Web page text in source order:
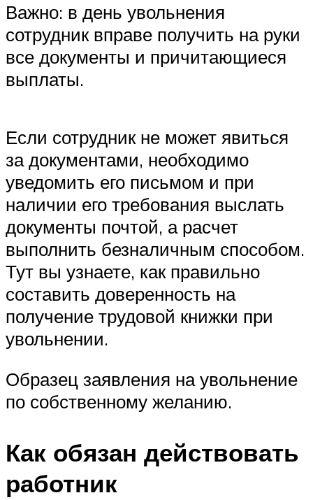
Важно: в день увольнения
сотрудник вправе получить на руки
все документы и причитающиеся
выплаты.
Если сотрудник не может явиться
за документами, необходимо
уведомить его письмом и при
наличии его требования выслать
документы почтой, а расчет
выполнить безналичным способом.
Тут вы узнаете, как правильно
составить доверенность на
получение трудовой книжки при
увольнении.
Образец заявления на увольнение
по собственному желанию.
Как обязан действовать
работник